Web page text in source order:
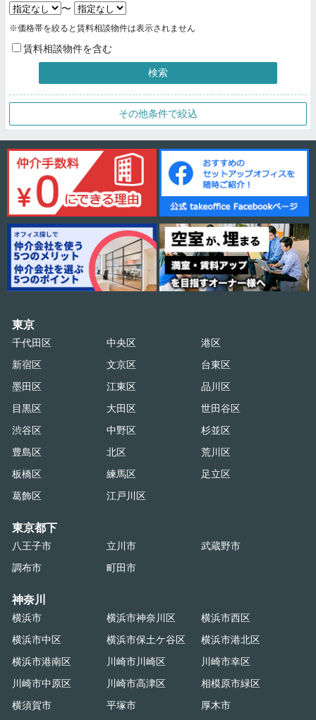
〜
※価格帯を絞ると賃料相談物件は表示されません
賃料相談物件を含む
検索
その他条件で絞込
東京
千代田区 中央区
港区
新宿区
文京区
台東区
墨田区
江東区
品川区
目黒区
大田区
世田谷区
渋谷区
中野区
杉並区
豊島区
北区
荒川区
板橋区
練馬区
足立区
葛飾区
江戸川区
東京都下
八王子市 立川市
武蔵野市
調布市
町田市
神奈川
横浜市 横浜市神奈川区
横浜市西区
横浜市中区
横浜市保土ケ谷区
横浜市港北区
横浜市港南区
川崎市川崎区
川崎市幸区
川崎市中原区
川崎市高津区
相模原市緑区
横須賀市
平塚市
厚木市